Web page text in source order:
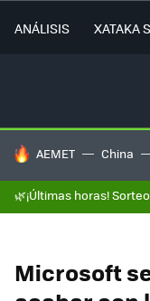
ANÁLISIS XATAKA
HOY SE HABLA DE
AEMET China
🌿¡Últimas horas!
Microsoft